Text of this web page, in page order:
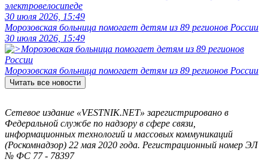
электровелосипеде
30 июля 2026, 15:49
Морозовская больница помогает детям из 89 регионов России
30 июля 2026, 15:49
Морозовская больница помогает детям из 89 регионов России
Читать все новости
Сетевое издание «VESTNIK.NET» зарегистрировано в
Федеральной службе по надзору в сфере связи,
информационных технологий и массовых коммуникаций
(Роскомнадзор) 22 мая 2020 года. Регистрационный номер ЭЛ
№ ФС 77 - 78397